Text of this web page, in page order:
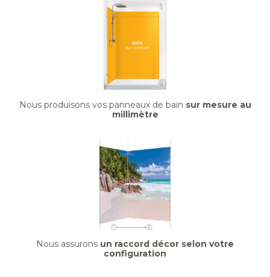
Nous produisons vos panneaux de bain sur mesure au
millimètre
Nous assurons un raccord décor selon votre
configuration